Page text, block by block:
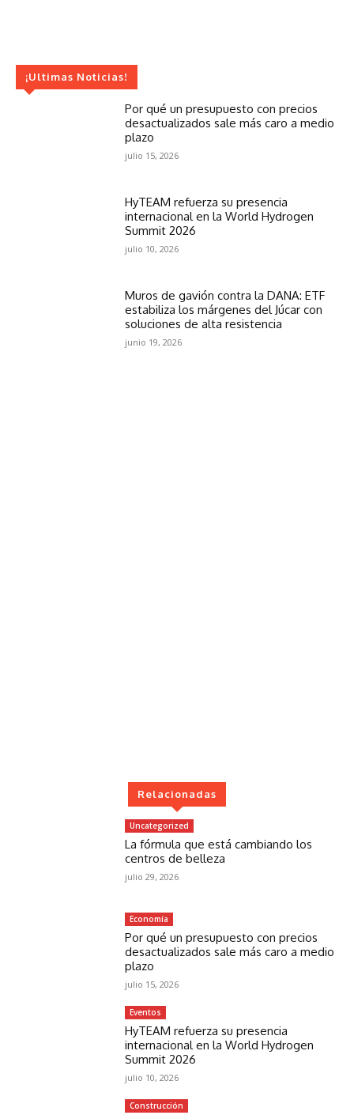
¡Ultimas Noticias!
Por qué un presupuesto con precios
desactualizados sale más caro a medio
plazo
julio 15, 2026
HyTEAM refuerza su presencia
internacional en la World Hydrogen
Summit 2026
julio 10, 2026
Muros de gavión contra la DANA: ETF
estabiliza los márgenes del Júcar con
soluciones de alta resistencia
junio 19, 2026
Relacionadas
Uncategorized
La fórmula que está cambiando los
centros de belleza
julio 29, 2026
Economía
Por qué un presupuesto con precios
desactualizados sale más caro a medio
plazo
julio 15, 2026
Eventos
HyTEAM refuerza su presencia
internacional en la World Hydrogen
Summit 2026
julio 10, 2026
Construcción